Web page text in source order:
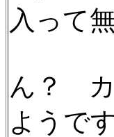
入って
ん？ カ
ようで